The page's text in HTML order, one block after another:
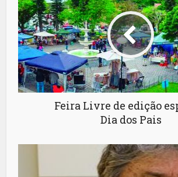
Feira Livre de edição
Dia dos Pais